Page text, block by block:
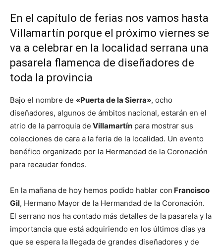
En el capítulo de ferias nos vamos hasta
Villamartín porque el próximo viernes se
va a celebrar en la localidad serrana una
pasarela flamenca de diseñadores de
toda la provincia
Bajo el nombre de «Puerta de la Sierra», ocho
diseñadores, algunos de ámbitos nacional, estarán en el
atrio de la parroquia de Villamartín para mostrar sus
colecciones de cara a la feria de la localidad. Un evento
benéfico organizado por la Hermandad de la Coronación
para recaudar fondos.
En la mañana de hoy hemos podido hablar con Francisco
Gil, Hermano Mayor de la Hermandad de la Coronación.
El serrano nos ha contado más detalles de la pasarela y la
importancia que está adquiriendo en los últimos días ya
que se espera la llegada de grandes diseñadores y de